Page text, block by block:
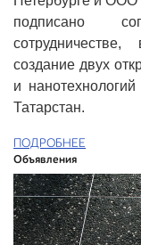
подписано
создание двух
и
Татарстан.
ПОДРОБНЕЕ
Объявления